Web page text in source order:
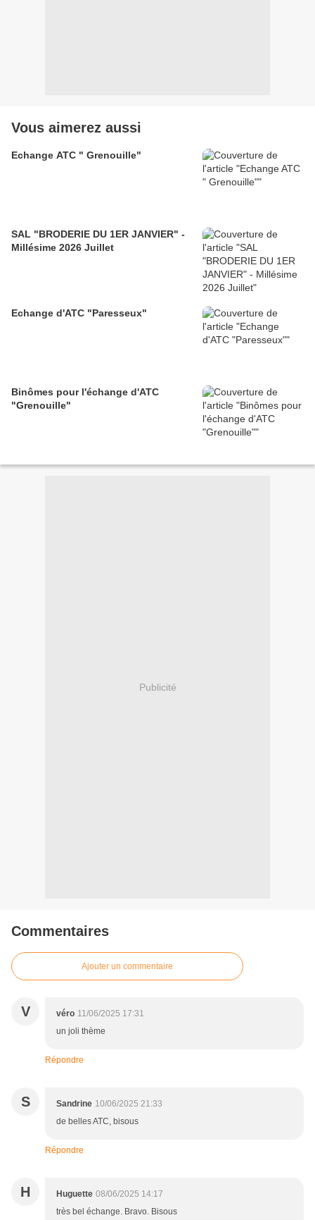
Vous aimerez aussi
Echange ATC " Grenouille"
SAL "BRODERIE DU 1ER JANVIER" -
Millésime 2026 Juillet
Echange d'ATC "Paresseux"
Binômes pour l'échange d'ATC
"Grenouille"
Publicité
Commentaires
Ajouter un commentaire
V véro 11/06/2025 17:31
un joli thème
Répondre
S Sandrine 10/06/2025 21:33
de belles ATC, bisous
Répondre
H Huguette 08/06/2025 14:17
très bel échange. Bravo. Bisous